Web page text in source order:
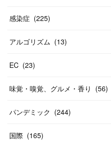
感染症 (225)
アルゴリズム (13)
EC (23)
味覚・嗅覚、グルメ・香り (56)
パンデミック (244)
国際 (165)